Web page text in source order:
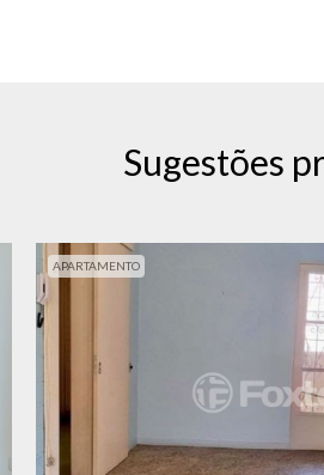
Sugestões
APARTAMENTO